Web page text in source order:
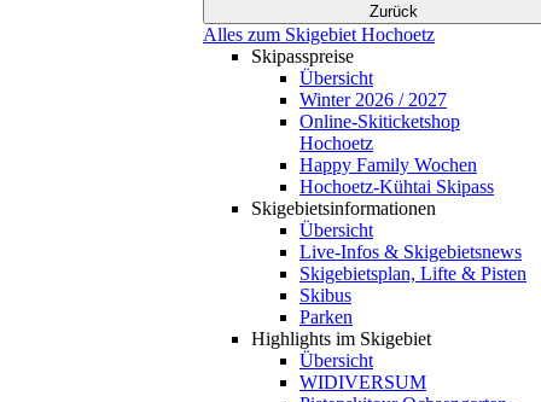
Zurück
Alles zum Skigebiet Hochoetz
Skipasspreise
Übersicht
Winter 2026 / 2027
Online-Skiticketshop
Hochoetz
Happy Family Wochen
Hochoetz-Kühtai Skipass
Skigebietsinformationen
Übersicht
Live-Infos & Skigebietsnews
Skigebietsplan, Lifte & Pisten
Skibus
Parken
Highlights im Skigebiet
Übersicht
WIDIVERSUM